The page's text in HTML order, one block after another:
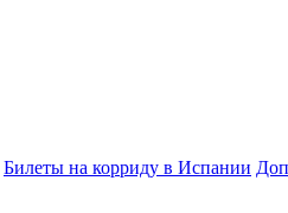
Билеты на корриду в Испании